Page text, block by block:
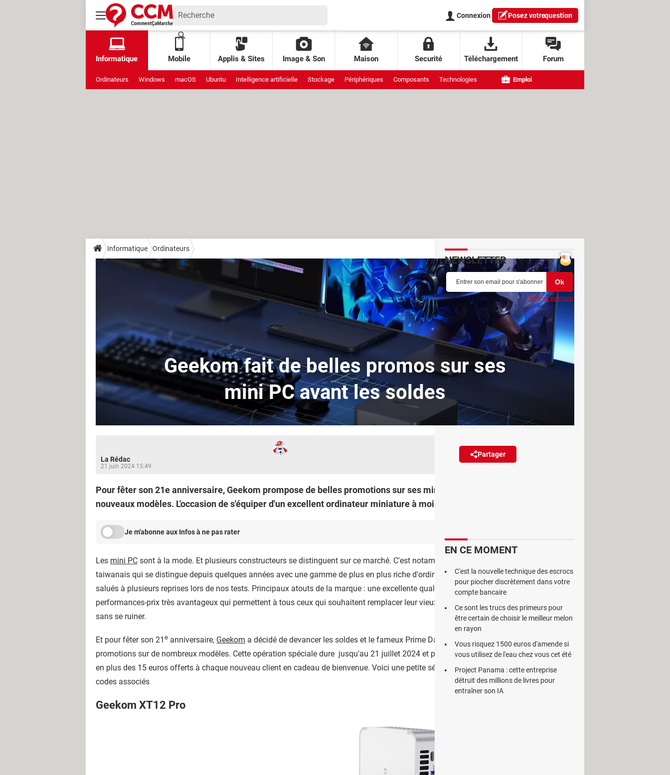
Connexion Posez votrequestion
Informatique Mobile Applis & Sites Image & Son Maison Securité Téléchargement Forum
Ordinateurs Windows macOS Ubuntu Intelligence artificielle Stockage Périphériques Composants Technologies Emploi
Informatique Ordinateurs
Geekom fait de belles promos sur ses
mini PC avant les soldes
La Rédac
21 juin 2024 15:49
Partager
Pour fêter son 21e anniversaire, Geekom prompose de belles promotions sur ses mini PC, y compris sur ses tout
nouveaux modèles. L'occasion de s'équiper d'un excellent ordinateur miniature à moindre prix.
Je m'abonne aux Infos à ne pas rater
Les mini PC sont à la mode. Et plusieurs constructeurs se distinguent sur ce marché. C'est notamment le cas de Geekom, un fabricant
taiwanais qui se distingue depuis quelques années avec une gamme de plus en plus riche d'ordinateurs miniatures que nous avons
salués à plusieurs reprises lors de nos tests. Principaux atouts de la marque : une excellente qualité de fabrication, et un rapport
performances-prix très avantageux qui permettent à tous ceux qui souhaitent remplacer leur vieux PC au format tour de franchir le pas
sans se ruiner.
Et pour fêter son 21 e anniversaire, Geekom a décidé de devancer les soldes et le fameux Prime Day d'Amazon en proposant de belles
promotions sur de nombreux modèles. Cette opération spéciale dure jusqu'au 21 juillet 2024 et permet de profiter de belles réductions,
en plus des 15 euros offerts à chaque nouveau client en cadeau de bienvenue. Voici une petite sélection en guise d'exemples, avec les
codes associés
Geekom XT12 Pro
NEWSLETTER
Voir un exemple
EN CE MOMENT
C'est la nouvelle technique des escrocs
pour piocher discrètement dans votre
compte bancaire
Ce sont les trucs des primeurs pour
être certain de choisir le meilleur melon
en rayon
Vous risquez 1500 euros d'amende si
vous utilisez de l'eau chez vous cet été
Project Panama : cette entreprise
détruit des millions de livres pour
entraîner son IA